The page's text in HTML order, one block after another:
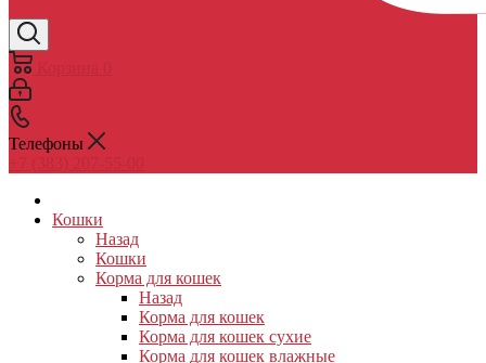
Телефоны
Кошки
Назад
Кошки
Корма для кошек
Назад
Корма для кошек
Корма для кошек сухие
Корма для кошек влажные